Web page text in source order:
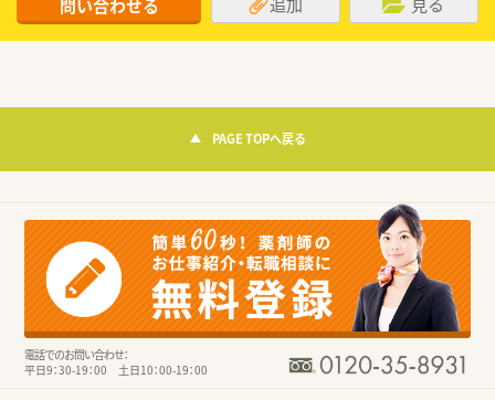
問い合わせる
PAGE TOPへ戻る
電話でのお問い合わせ：
平日9：30-19：00 土日10：00-19：00